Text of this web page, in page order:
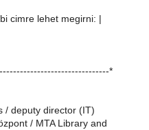
cimre lehet megirni: |
*
/ deputy director (IT)
/ MTA Library and